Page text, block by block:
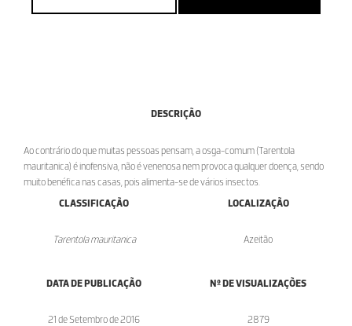
DESCRIÇÃO
Ao contrário do que muitas pessoas pensam, a osga-comum (Tarentola
mauritanica) é inofensiva, não é venenosa nem provoca qualquer doença, sendo
muito benéfica nas casas, pois alimenta-se de vários insectos.
CLASSIFICAÇÃO
Tarentola mauritanica
LOCALIZAÇÃO
Azeitão
DATA DE PUBLICAÇÃO
21 de Setembro de 2016
Nº DE VISUALIZAÇÕES
2879